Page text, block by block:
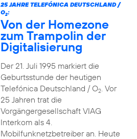
25 JAHRE TELEFÓNICA DEUTSCHLAND /
O2:
Von der Homezone
zum Trampolin der
Digitalisierung
Der 21. Juli 1995 markiert die
Geburtsstunde der heutigen
Telefónica Deutschland / O2. Vor
25 Jahren trat die
Vorgängergesellschaft VIAG
Interkom als 4.
Mobilfunknetzbetreiber an. Heute